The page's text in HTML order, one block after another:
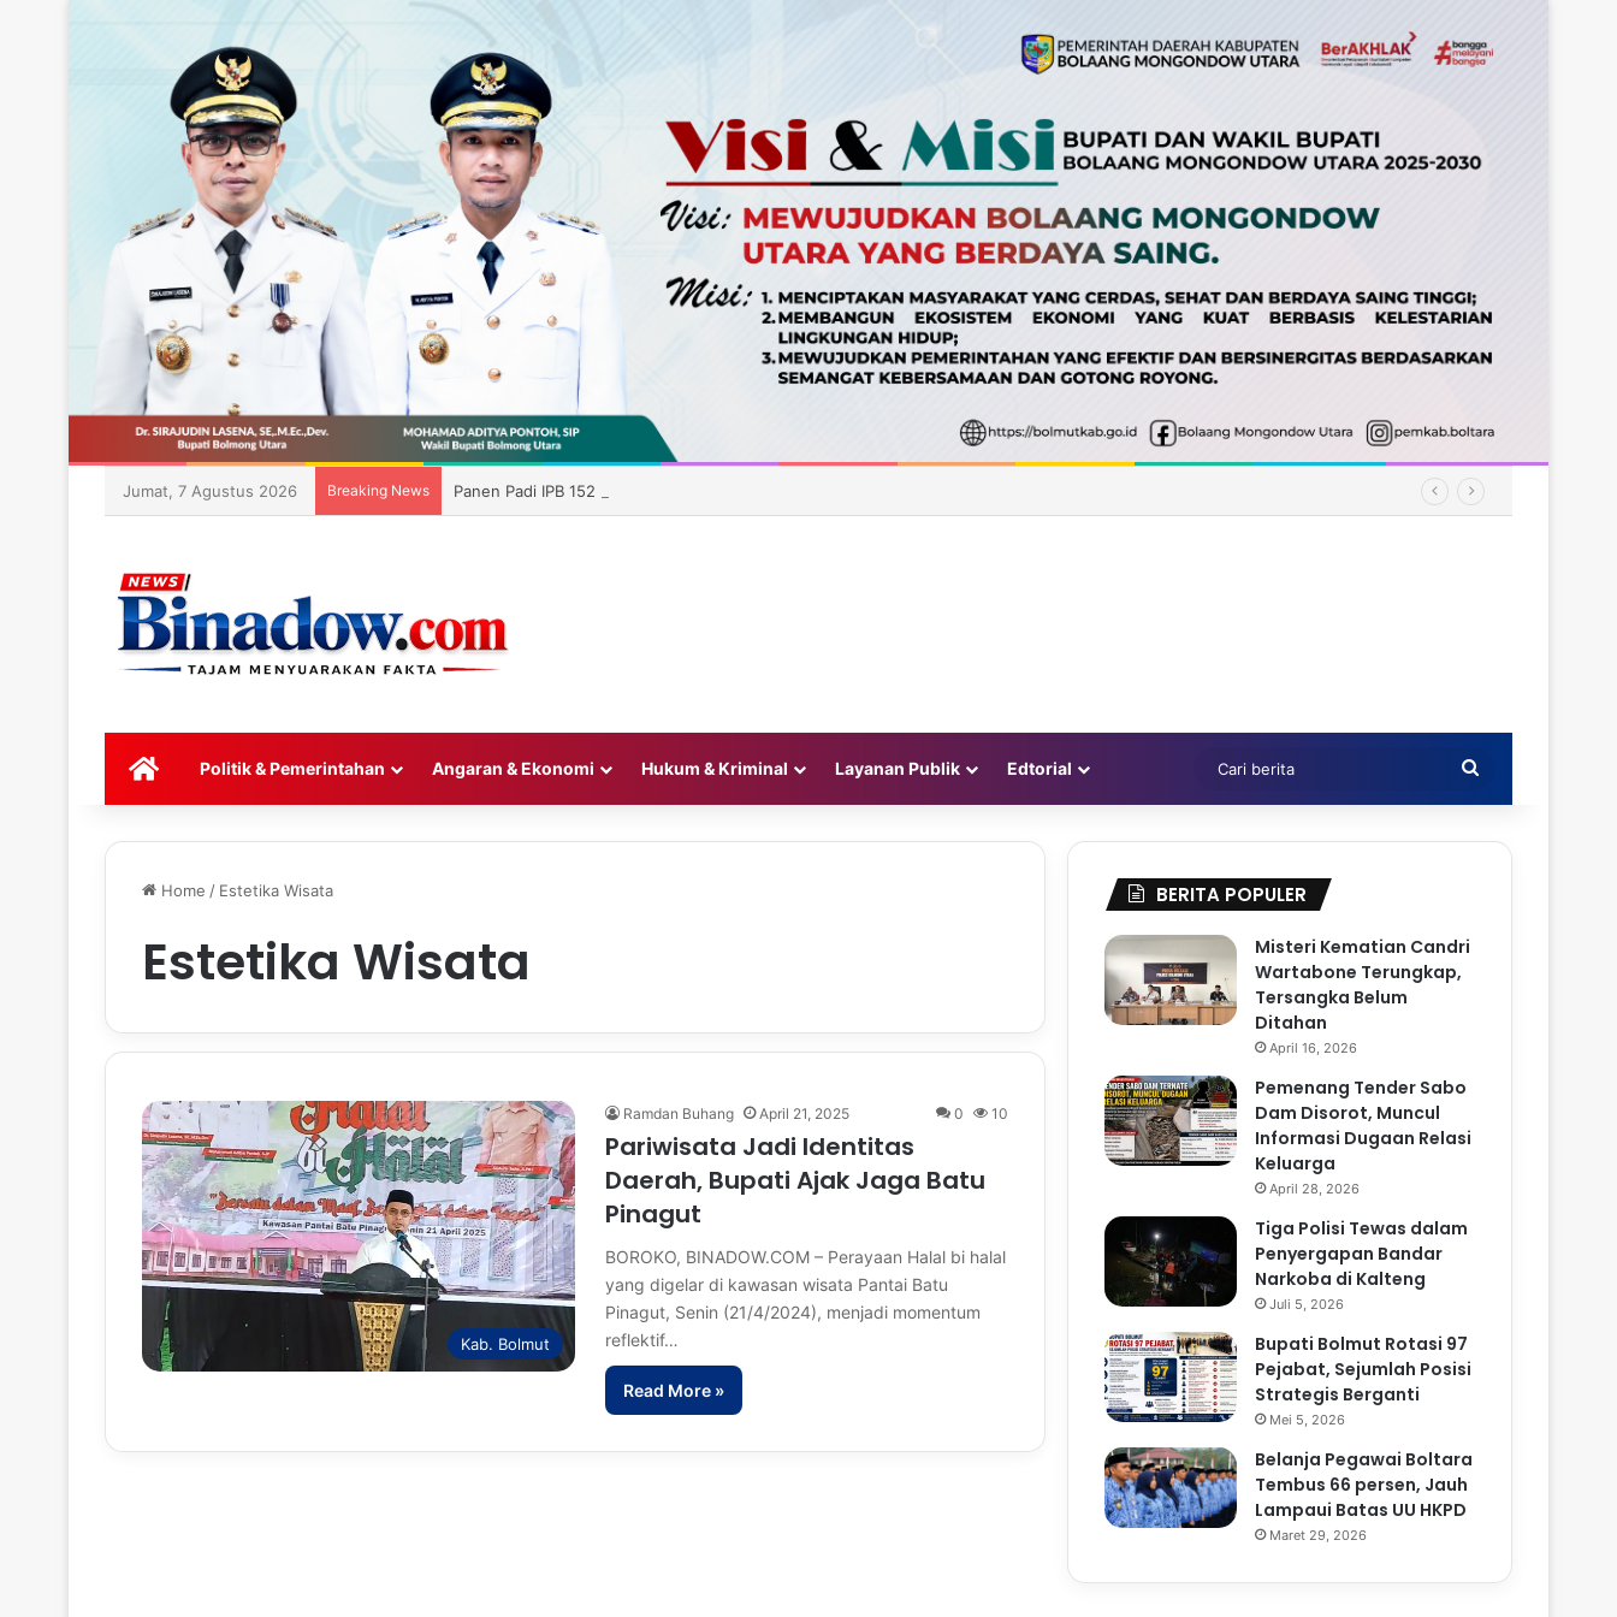
Jumat, 7 Agustus 2026 Breaking News Panen Padi IPB 152 Sukses, Pemkab Boltara Siapkan Distribusi Benih ke Enam Kecamatan
HOMEPolitik & Pemerintahan Angaran & Ekonomi Hukum & Kriminal Layanan Publik Edtorial
berita
Home / Estetika Wisata
Estetika Wisata
Kab. Bolmut
Ramdan Buhang April 21, 2025 0 10
Pariwisata Jadi Identitas
Daerah, Bupati Ajak Jaga Batu
Pinagut
BOROKO, BINADOW.COM – Perayaan Halal bi halal
yang digelar di kawasan wisata Pantai Batu
Pinagut, Senin (21/4/2024), menjadi momentum
reflektif…
Read More »
BERITA POPULER
Misteri Kematian Candri
Wartabone Terungkap,
Tersangka Belum
Ditahan
April 16, 2026
Pemenang Tender Sabo
Dam Disorot, Muncul
Informasi Dugaan Relasi
Keluarga
April 28, 2026
Tiga Polisi Tewas dalam
Penyergapan Bandar
Narkoba di Kalteng
Juli 5, 2026
Bupati Bolmut Rotasi 97
Pejabat, Sejumlah Posisi
Strategis Berganti
Mei 5, 2026
Belanja Pegawai Boltara
Tembus 66 persen, Jauh
Lampaui Batas UU HKPD
Maret 29, 2026